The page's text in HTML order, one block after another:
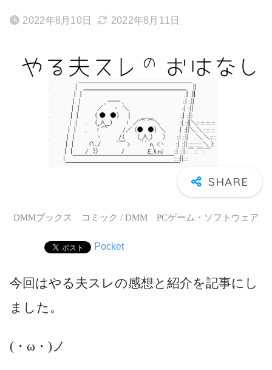
2022年8月10日 2022年8月11日
DMMブックス コミック / DMM PCゲーム・ソフトウェア
Pocket
今回はやる夫スレの感想と紹介を記事にし
ました。
(・ω・)ノ